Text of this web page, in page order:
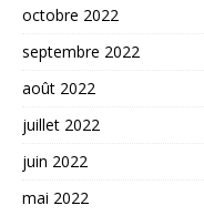
octobre 2022
septembre 2022
août 2022
juillet 2022
juin 2022
mai 2022